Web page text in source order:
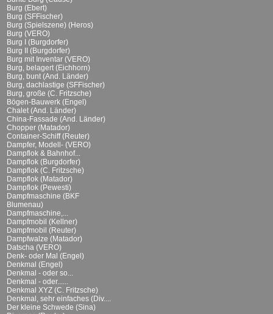
Burg (Ebert)
Burg (SFFischer)
Burg (Spielszene) (Heros)
Burg (VERO)
Burg I (Burgdorfer)
Burg II (Burgdorfer)
Burg mit Inventar (VERO)
Burg, belagert (Eichhorn)
Burg, bunt (And. Länder)
Burg, dachlastige (SFFischer)
Burg, große (C. Fritzsche)
Bögen-Bauwerk (Engel)
Chalet (And. Länder)
China-Fassade (And. Länder)
Chopper (Matador)
Container-Schiff (Reuter)
Dampfer, Modell- (VERO)
Dampflok & Bahnhof...
Dampflok (Burgdorfer)
Dampflok (C. Fritzsche)
Dampflok (Matador)
Dampflok (Pewesti)
Dampfmaschine (BKF
Blumenau)
Dampfmaschine,...
Dampfmobil (Kellner)
Dampfmobil (Reuter)
Dampfwalze (Matador)
Datscha (VERO)
Denk- oder Mal (Engel)
Denkmal (Engel)
Denkmal - oder so...
Denkmal - oder......
Denkmal XYZ (C. Fritzsche)
Denkmal, sehr einfaches (Div....
Der kleine Schwede (Sina)